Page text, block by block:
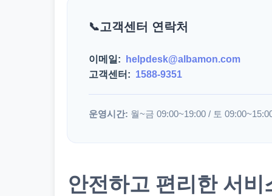
고객센터 연락처
이메일:
helpdesk@albamon.com
고객센터: 1588-9351
운영시간: 월~금 09:00~19:00 / 토
안전하고 편리한 서